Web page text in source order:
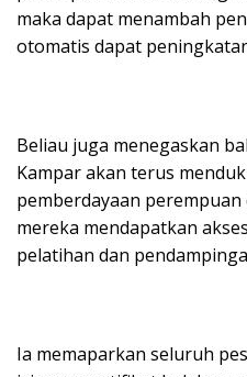
maka dapat menambah
otomatis dapat
Beliau juga menegaskan
Kampar akan terus
pemberdayaan
mereka mendapatkan
pelatihan dan
Ia memaparkan seluruh